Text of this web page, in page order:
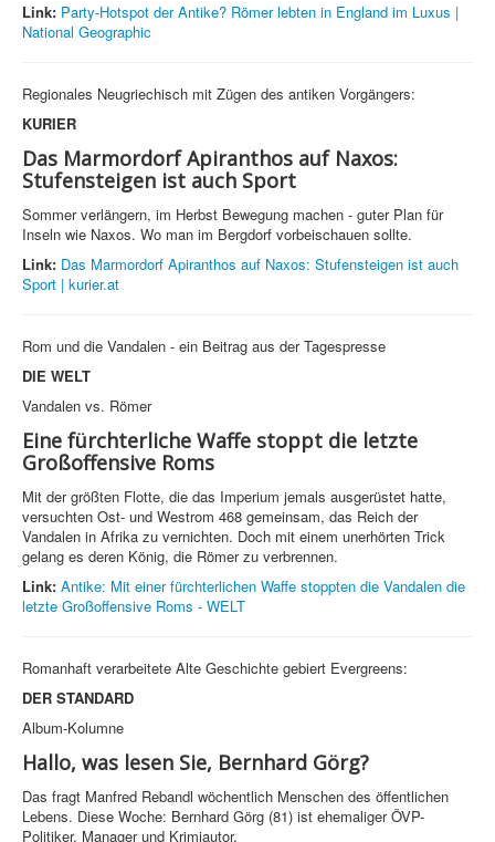
Link: Party-Hotspot der Antike? Römer lebten in England im Luxus |
National Geographic
Regionales Neugriechisch mit Zügen des antiken Vorgängers:
KURIER
Das Marmordorf Apiranthos auf Naxos:
Stufensteigen ist auch Sport
Sommer verlängern, im Herbst Bewegung machen - guter Plan für
Inseln wie Naxos. Wo man im Bergdorf vorbeischauen sollte.
Link: Das Marmordorf Apiranthos auf Naxos: Stufensteigen ist auch
Sport | kurier.at
Rom und die Vandalen - ein Beitrag aus der Tagespresse
DIE WELT
Vandalen vs. Römer
Eine fürchterliche Waffe stoppt die letzte
Großoffensive Roms
Mit der größten Flotte, die das Imperium jemals ausgerüstet hatte,
versuchten Ost- und Westrom 468 gemeinsam, das Reich der
Vandalen in Afrika zu vernichten. Doch mit einem unerhörten Trick
gelang es deren König, die Römer zu verbrennen.
Link: Antike: Mit einer fürchterlichen Waffe stoppten die Vandalen die
letzte Großoffensive Roms - WELT
Romanhaft verarbeitete Alte Geschichte gebiert Evergreens:
DER STANDARD
Album-Kolumne
Hallo, was lesen Sie, Bernhard Görg?
Das fragt Manfred Rebandl wöchentlich Menschen des öffentlichen
Lebens. Diese Woche: Bernhard Görg (81) ist ehemaliger ÖVP-
Politiker, Manager und Krimiautor.